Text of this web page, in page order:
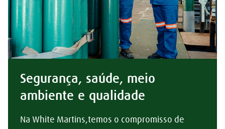
Segurança, saúde, meio
ambiente e qualidade
Na White Martins,temos o compromisso de